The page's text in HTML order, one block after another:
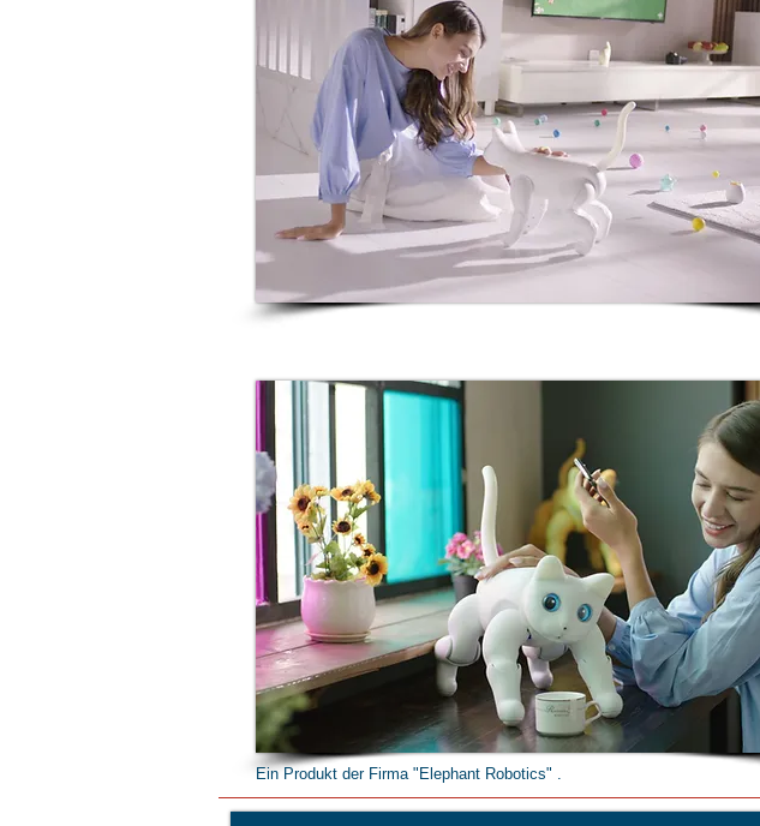
Ein Produkt der Firma "Elephant Robotics" .